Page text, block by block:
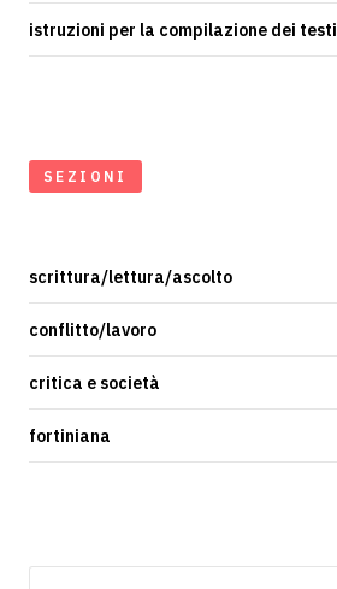
istruzioni per la compilazione dei testi
SEZIONI
scrittura/lettura/ascolto
conflitto/lavoro
critica e società
fortiniana